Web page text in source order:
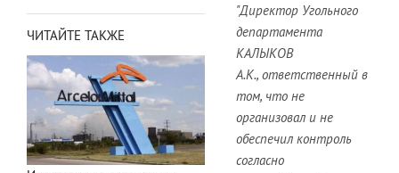
ЧИТАЙТЕ ТАКЖЕ
"Директор Угольного
департамента
КАЛЫКОВ
А.К., ответственный в
том, что не
организовал и не
обеспечил контроль
согласно